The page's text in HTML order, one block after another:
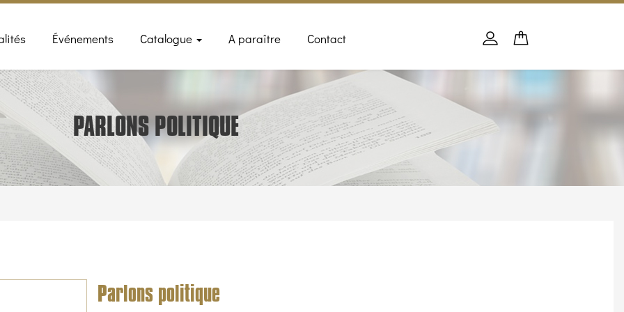
Événements Catalogue A paraître Contact
Panier
Se connecter
PANIER
PARLONS POLITIQUE
Parlons politique